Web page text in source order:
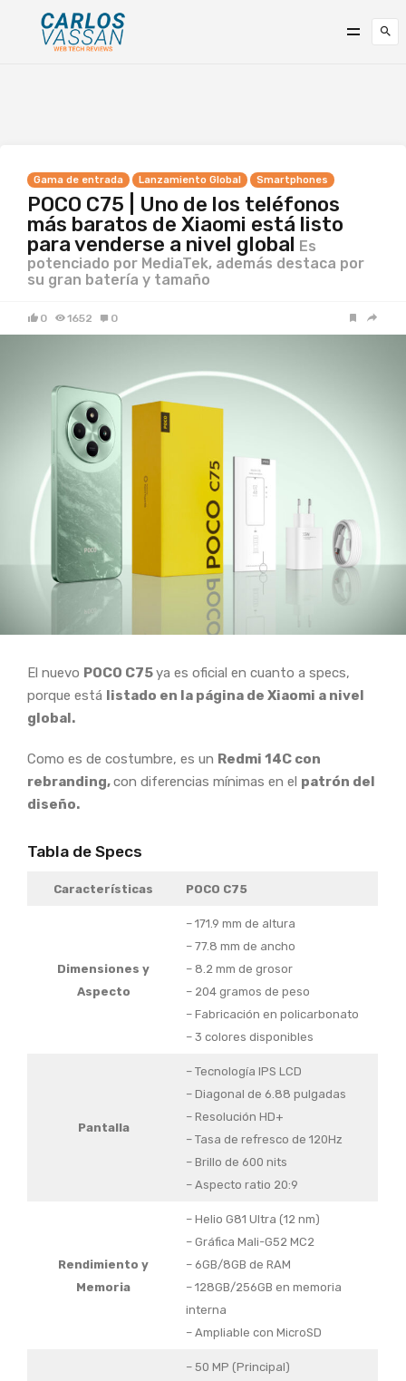
Gama de entrada Lanzamiento Global Smartphones
POCO C75 | Uno de los teléfonos
más baratos de Xiaomi está listo
para venderse a nivel global Es
potenciado por MediaTek, además destaca por
su gran batería y tamaño
0 1652 0
El nuevo POCO C75ya es oficial en cuanto a specs,
porque está listado en la página de Xiaomi a nivel
global.
Como es de costumbre, es un Redmi 14C con
rebranding,con diferencias mínimas en el patrón del
diseño.
Tabla de Specs
Características POCO C75
Dimensiones y
Aspecto
– 171.9 mm de altura
– 77.8 mm de ancho
– 8.2 mm de grosor
– 204 gramos de peso
– Fabricación en policarbonato
– 3 colores disponibles
Pantalla
– Tecnología IPS LCD
– Diagonal de 6.88 pulgadas
– Resolución HD+
– Tasa de refresco de 120Hz
– Brillo de 600 nits
– Aspecto ratio 20:9
Rendimiento y
Memoria
– Helio G81 Ultra (12 nm)
– Gráfica Mali-G52 MC2
– 6GB/8GB de RAM
– 128GB/256GB en memoria
interna
– Ampliable con MicroSD
– 50 MP (Principal)